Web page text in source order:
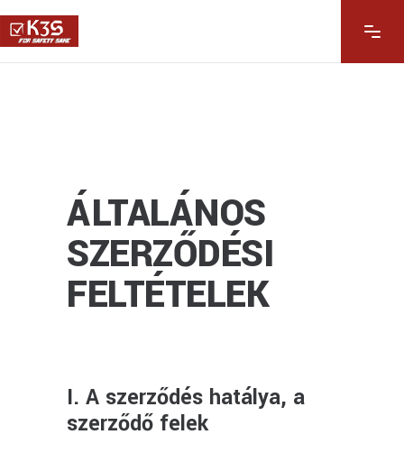
ÁLTALÁNOS
SZERZŐDÉSI
FELTÉTELEK
I. A szerződés hatálya, a
szerződő felek